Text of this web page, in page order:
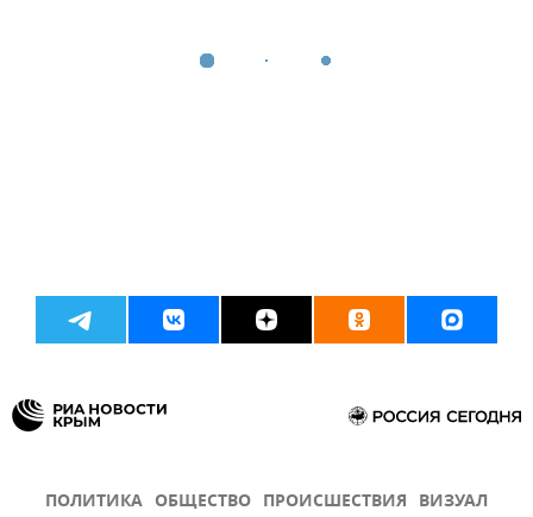
ПОЛИТИКА ОБЩЕСТВО ПРОИСШЕСТВИЯ ВИЗУАЛ